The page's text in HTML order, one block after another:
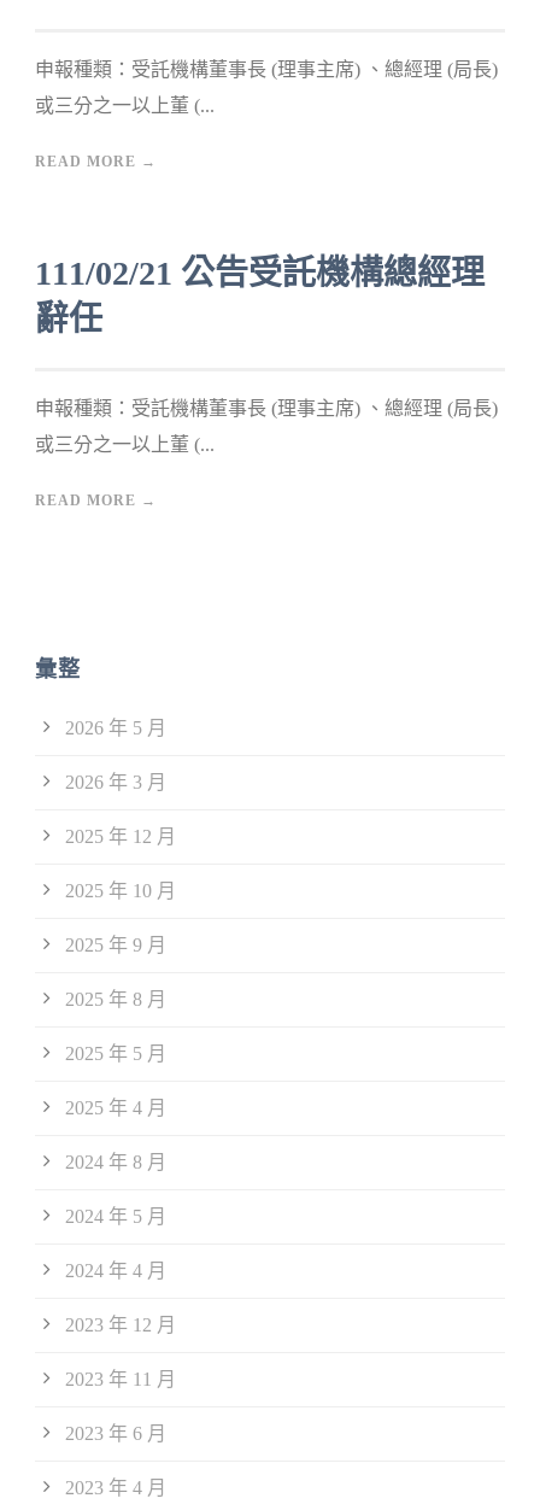
申報種類：受託機構董事長 (理事主席) 、總經理 (局長)
或三分之一以上董 (...
READ MORE →
111/02/21 公告受託機構總經理
辭任
申報種類：受託機構董事長 (理事主席) 、總經理 (局長)
或三分之一以上董 (...
READ MORE →
彙整
2026 年 5 月
2026 年 3 月
2025 年 12 月
2025 年 10 月
2025 年 9 月
2025 年 8 月
2025 年 5 月
2025 年 4 月
2024 年 8 月
2024 年 5 月
2024 年 4 月
2023 年 12 月
2023 年 11 月
2023 年 6 月
2023 年 4 月